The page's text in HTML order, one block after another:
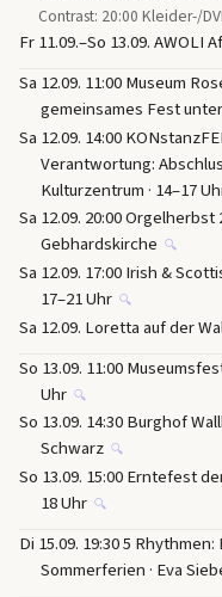
Contrast: 20:00 Kleider-/
Fr 11.09.–So 13.09. AWOLI
Sa 12.09. 11:00 Museum
gemeinsames Fest
Sa 12.09. 14:00
Verantwortung:
Kulturzentrum · 14–17
Sa 12.09. 20:00 Orgelherbst
Gebhardskirche 🔍
Sa 12.09. 17:00 Irish &
17–21 Uhr 🔍
Sa 12.09. Loretta auf der
So 13.09. 11:00
Uhr 🔍
So 13.09. 14:30 Burghof
Schwarz 🔍
So 13.09. 15:00 Erntefest
18 Uhr 🔍
Di 15.09. 19:30 5
Sommerferien · Eva